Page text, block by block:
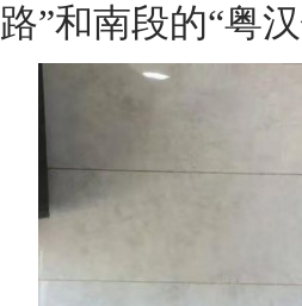
路”和南段的“粤